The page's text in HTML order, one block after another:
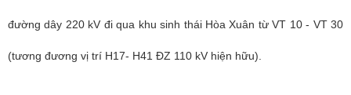
đường dây 220 kV đi qua khu sinh thái Hòa Xuân từ VT 10 - VT 30
(tương đương vị trí H17- H41 ĐZ 110 kV hiện hữu).